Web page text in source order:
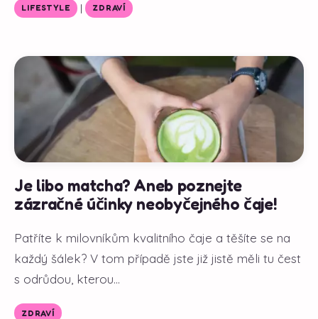
LIFESTYLE | ZDRAVÍ
Je libo matcha? Aneb poznejte
zázračné účinky neobyčejného čaje!
Patříte k milovníkům kvalitního čaje a těšíte se na
každý šálek? V tom případě jste již jistě měli tu čest
s odrůdou, kterou...
ZDRAVÍ